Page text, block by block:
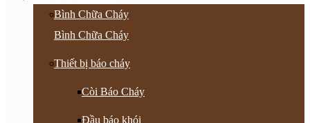
Bình Chữa Cháy
Bình Chữa Cháy
Thiết bị báo cháy
Còi Báo Cháy
Đầu báo khói